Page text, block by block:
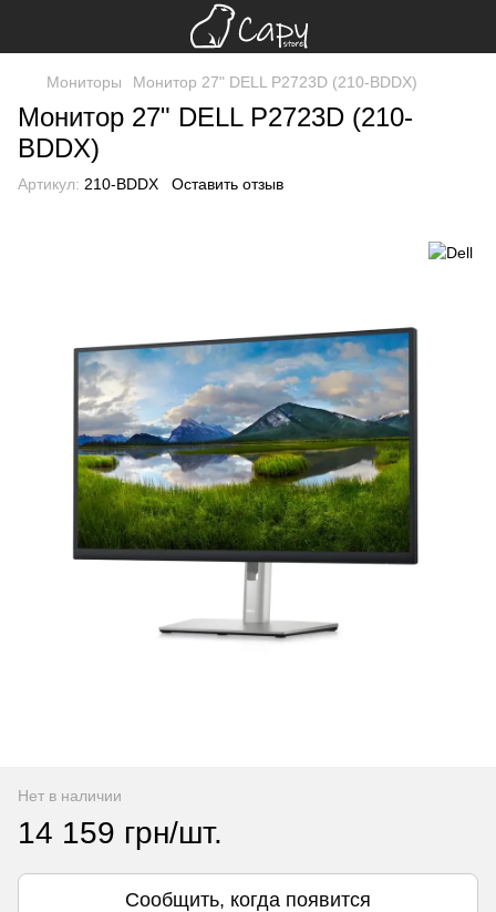
Мониторы Монитор 27" DELL P2723D (210-BDDX)
Монитор 27" DELL P2723D (210-
BDDX)
Артикул: 210-BDDX Оставить отзыв
Нет в наличии
14 159 грн/шт.
Сообщить, когда появится